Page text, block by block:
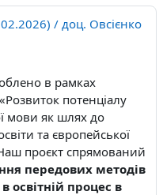
/ доц. Овсієнко
в рамках
«Розвиток потенціалу
мови як шлях до
та європейської
проєкт спрямований
передових методів
освітній процес в